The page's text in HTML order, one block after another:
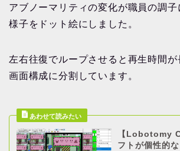
アブノーマリティの変化が職員の調子
様子をドット絵にしました。
左右往復でループさせると再生時間が
画面構成に分割しています。
【Lobotomy
フトが個性的